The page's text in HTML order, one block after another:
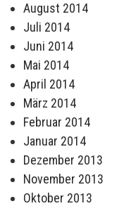
August 2014
Juli 2014
Juni 2014
Mai 2014
April 2014
März 2014
Februar 2014
Januar 2014
Dezember 2013
November 2013
Oktober 2013